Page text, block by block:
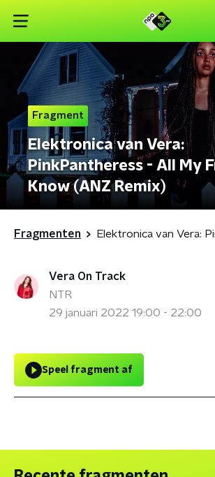
Fragment
Elektronica van Vera:
PinkPantheress - All My
Know (ANZ Remix)
Fragmenten
Vera On Track
NTR
29 januari 2022 19:00 - 22:00
Speel fragment af